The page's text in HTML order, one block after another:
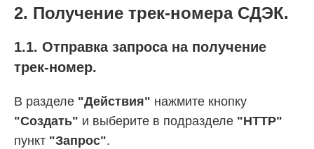
2. Получение трек-номера СДЭК.
1.1. Отправка запроса на получение
трек-номер.
В разделе "Действия" нажмите кнопку
"Создать" и выберите в подразделе "HTTP"
пункт "Запрос".